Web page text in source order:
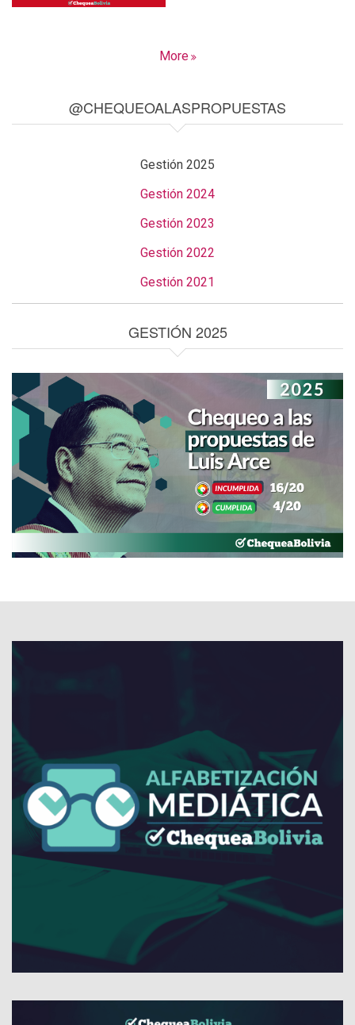
More
@CHEQUEOALASPROPUESTAS
Gestión 2025
Gestión 2024
Gestión 2023
Gestión 2022
Gestión 2021
GESTIÓN 2025